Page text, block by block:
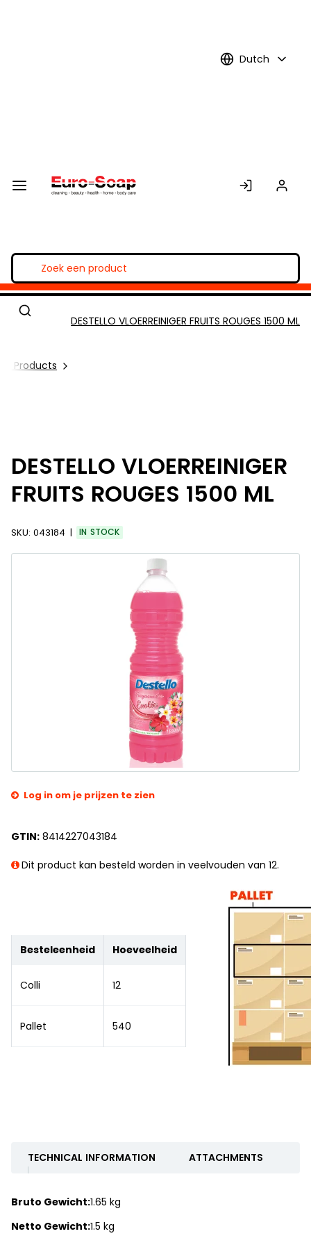
Dutch
All Products
DESTELLO VLOERREINIGER FRUITS ROUGES 1500 ML
DESTELLO VLOERREINIGER
FRUITS ROUGES 1500 ML
SKU: 043184 IN STOCK
Log in om je prijzen te zien
GTIN: 8414227043184
Dit product kan besteld worden in veelvouden van 12.
Besteleenheid Hoeveelheid
Colli 12
Pallet 540
TECHNICAL INFORMATION ATTACHMENTS
Bruto Gewicht:1.65 kg
Netto Gewicht:1.5 kg